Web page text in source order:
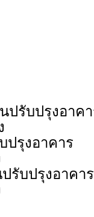
ปรับปรุงอาค
ปรุงอาคาร
รับปรุงอาคาร